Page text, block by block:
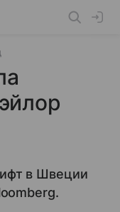
в Швеции